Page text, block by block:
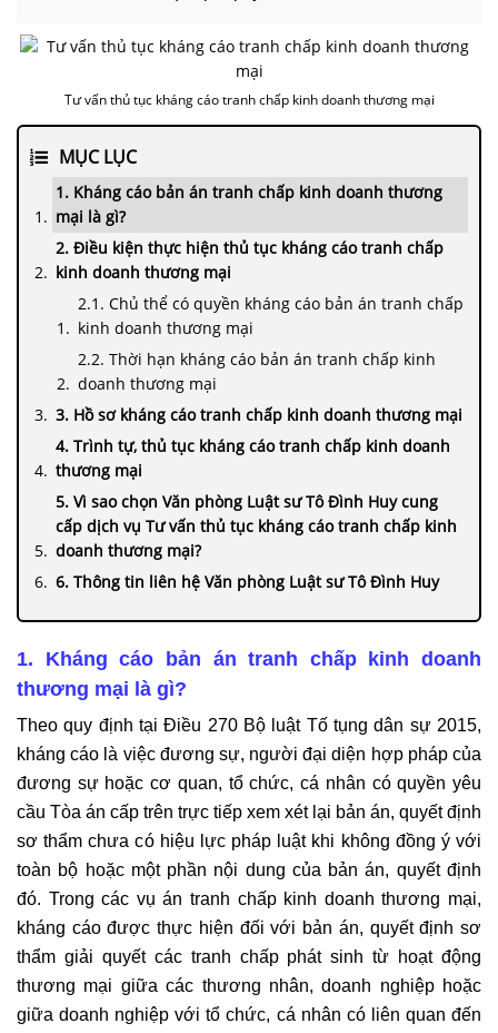
Tư vấn thủ tục kháng cáo tranh chấp kinh doanh thương mại
MỤC LỤC
1. Kháng cáo bản án tranh chấp kinh doanh thương
mại là gì?
2. Điều kiện thực hiện thủ tục kháng cáo tranh chấp
kinh doanh thương mại
2.1. Chủ thể có quyền kháng cáo bản án tranh chấp
kinh doanh thương mại
2.2. Thời hạn kháng cáo bản án tranh chấp kinh
doanh thương mại
3. Hồ sơ kháng cáo tranh chấp kinh doanh thương mại
4. Trình tự, thủ tục kháng cáo tranh chấp kinh doanh
thương mại
5. Vì sao chọn Văn phòng Luật sư Tô Đình Huy cung
cấp dịch vụ Tư vấn thủ tục kháng cáo tranh chấp kinh
doanh thương mại?
6. Thông tin liên hệ Văn phòng Luật sư Tô Đình Huy
1. Kháng cáo bản án tranh chấp kinh doanh
thương mại là gì?
Theo quy định tại Điều 270 Bộ luật Tố tụng dân sự 2015,
kháng cáo là việc đương sự, người đại diện hợp pháp của
đương sự hoặc cơ quan, tổ chức, cá nhân có quyền yêu
cầu Tòa án cấp trên trực tiếp xem xét lại bản án, quyết định
sơ thẩm chưa có hiệu lực pháp luật khi không đồng ý với
toàn bộ hoặc một phần nội dung của bản án, quyết định
đó. Trong các vụ án tranh chấp kinh doanh thương mại,
kháng cáo được thực hiện đối với bản án, quyết định sơ
thẩm giải quyết các tranh chấp phát sinh từ hoạt động
thương mại giữa các thương nhân, doanh nghiệp hoặc
giữa doanh nghiệp với tổ chức, cá nhân có liên quan đến